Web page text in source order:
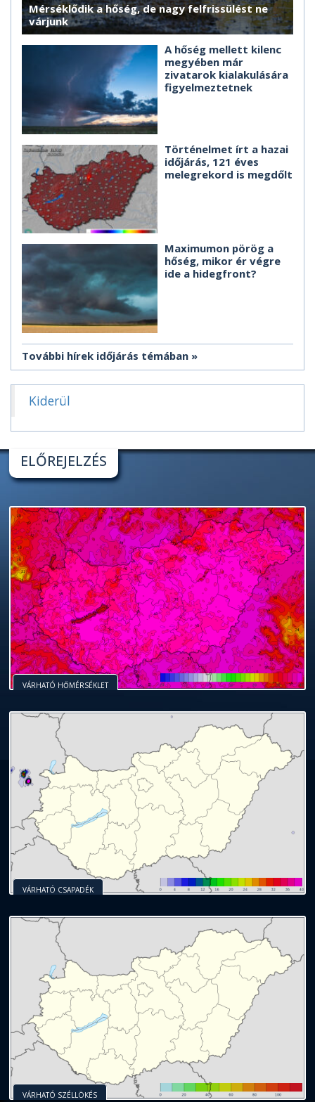
Mérséklődik a hőség, de nagy felfrissülést ne
várjunk
A hőség mellett kilenc
megyében már
zivatarok kialakulására
figyelmeztetnek
Történelmet írt a hazai
időjárás, 121 éves
melegrekord is megdőlt
Maximumon pörög a
hőség, mikor ér végre
ide a hidegfront?
További hírek időjárás témában
Kiderül
ELŐREJELZÉS
VÁRHATÓ HŐMÉRSÉKLET
VÁRHATÓ CSAPADÉK
VÁRHATÓ SZÉLLÖKÉS